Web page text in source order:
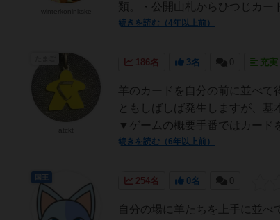
類。・公開山札からひつじカー
続きを読む（4年以上前）
186名 3名 0 充実
羊のカードを自分の前に並べて
ともしばしば発生しますが、基
▼ゲームの概要手番ではカード
続きを読む（6年以上前）
254名 0名 0
自分の場に羊たちを上手に並
国王